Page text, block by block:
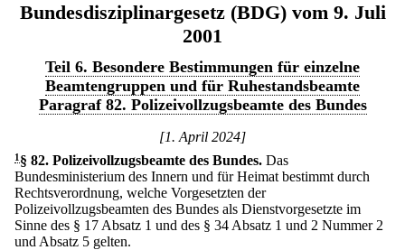
Bundesdisziplinargesetz (BDG) vom 9. Juli
2001
Teil 6. Besondere Bestimmungen für einzelne
Beamtengruppen und für Ruhestandsbeamte
Paragraf 82. Polizeivollzugsbeamte des Bundes
[1. April 2024]
1 § 82. Polizeivollzugsbeamte des Bundes. Das
Bundesministerium des Innern und für Heimat bestimmt durch
Rechtsverordnung, welche Vorgesetzten der
Polizeivollzugsbeamten des Bundes als Dienstvorgesetzte im
Sinne des § 17 Absatz 1 und des § 34 Absatz 1 und 2 Nummer 2
und Absatz 5 gelten.